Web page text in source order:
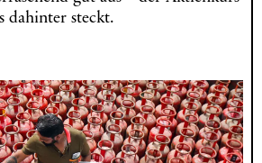
dahinter steckt.